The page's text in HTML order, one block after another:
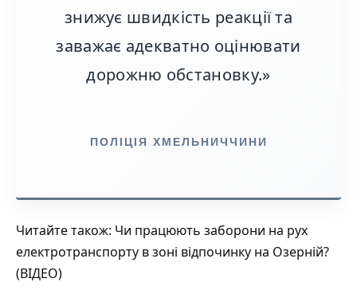
знижує швидкість реакції та
заважає адекватно оцінювати
дорожню обстановку.»
ПОЛІЦІЯ ХМЕЛЬНИЧЧИНИ
Читайте також: Чи працюють заборони на рух
електротранспорту в зоні відпочинку на Озерній?
(ВІДЕО)